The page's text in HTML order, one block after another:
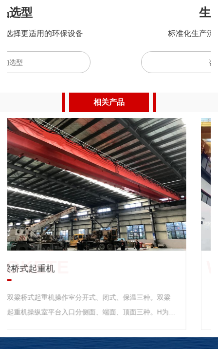
标准化生产流程，保障产品质量
相关产品
双梁桥式起重机
双梁桥式起重机操作室分开式、闭式、保温三种。双梁
桥式起重机操纵室平台入口分侧面、端面、顶面三种。H为大
订货时应注明工作环境的高、低气温及电源种类等技术要